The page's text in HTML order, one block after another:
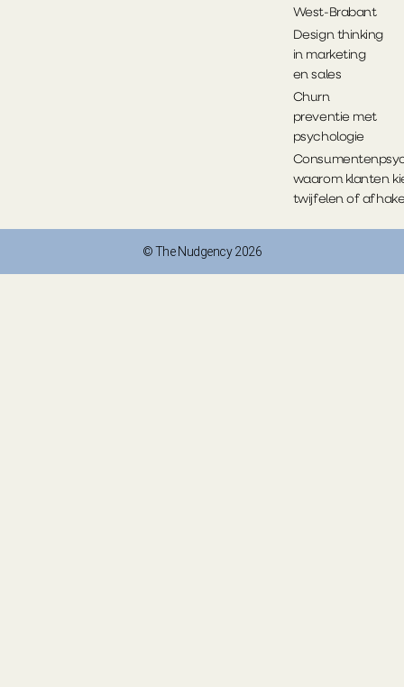
West-Brabant
Design thinking
in marketing
en sales
Churn
preventie met
psychologie
waarom klanten
twijfelen of
© The Nudgency 2026